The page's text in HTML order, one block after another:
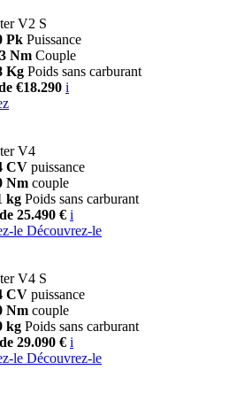
V2 S
Pk Puissance
Nm Couple
Kg Poids sans carburant
€18.290 i
V4
CV puissance
Nm couple
kg Poids sans carburant
25.490 € i
le Découvrez-le
V4 S
CV puissance
Nm couple
kg Poids sans carburant
29.090 € i
le Découvrez-le